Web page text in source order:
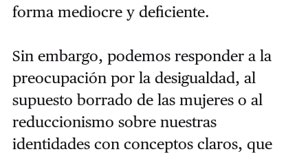
forma mediocre y deficiente.
Sin embargo, podemos responder a la
preocupación por la desigualdad, al
supuesto borrado de las mujeres o al
reduccionismo sobre nuestras
identidades con conceptos claros, que